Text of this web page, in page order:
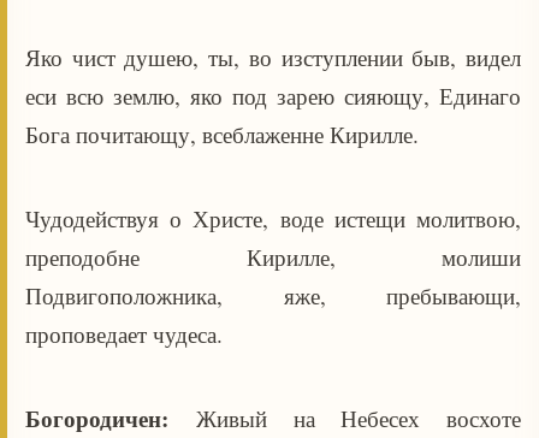
Яко чист душею, ты, во изступлении быв, видел
еси всю землю, яко под зарею сияющу, Единаго
Бога почитающу, всеблаженне Кирилле.
Чудодействуя о Христе, воде истещи молитвою,
преподобне Кирилле, молиши
Подвигоположника, яже, пребывающи,
проповедает чудеса.
Богородичен: Живый на Небесех восхоте